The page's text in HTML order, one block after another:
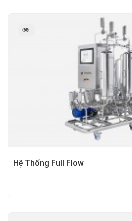
Hệ Thống Full Flow